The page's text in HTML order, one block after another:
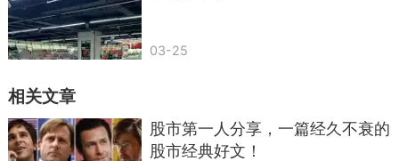
“春宵一刻值千金。”
幸福其实很简单，静在家里就是好时光。
03-25
相关文章
股市第一人分享，一篇经久不衰的
股市经典好文！